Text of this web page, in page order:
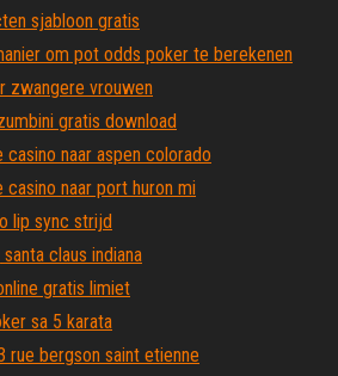
sjabloon gratis
om pot odds poker te berekenen
zwangere vrouwen
gratis download
naar aspen colorado
naar port huron mi
lip sync strijd
claus indiana
gratis limiet
sa 5 karata
rue bergson saint etienne